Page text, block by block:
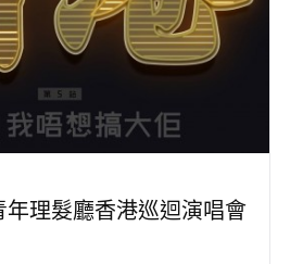
年理髮廳香港巡迴演唱會